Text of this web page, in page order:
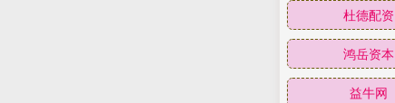
杜德配资
鸿岳资本
益牛网